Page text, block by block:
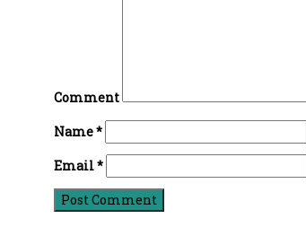
Comment
Name*
Email*